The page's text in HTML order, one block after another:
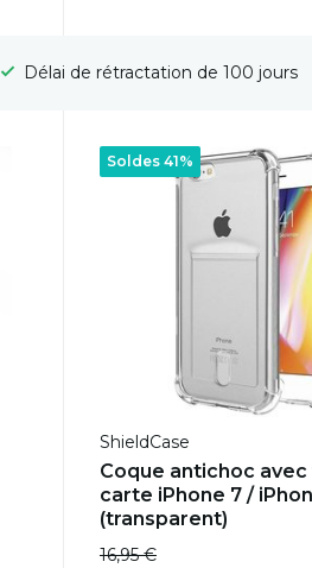
Délai de rétractation de 100 jours
Soldes 41%
ShieldCase
Coque antichoc
carte iPhone 7 /
(transparent)
16,95 €